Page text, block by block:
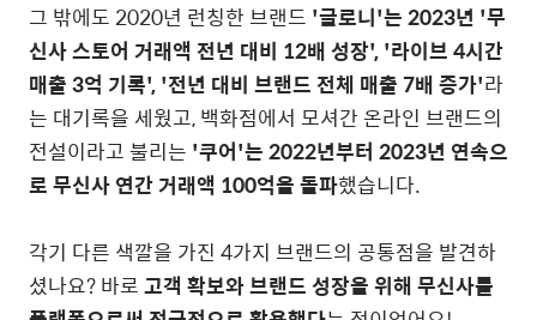
그 밖에도 2020년 런칭한 브랜드 '글로니'는 2023년 '무
신사 스토어 거래액 전년 대비 12배 성장', '라이브 4시간
매출 3억 기록', '전년 대비 브랜드 전체 매출 7배 증가'라
는 대기록을 세웠고, 백화점에서 모셔간 온라인 브랜드의
전설이라고 불리는 '쿠어'는 2022년부터 2023년 연속으
로 무신사 연간 거래액 100억을 돌파했습니다.
각기 다른 색깔을 가진 4가지 브랜드의 공통점을 발견하
셨나요? 바로고객 확보와 브랜드 성장을 위해 무신사를